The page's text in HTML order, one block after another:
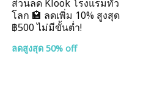
ส่วนลด Klook โรงแรมทั่ว
โลก 🏩 ลดเพิ่ม 10% สูงสุด
฿500 ไม่มีขั้นต่ำ!
ลดสูงสุด 50% off